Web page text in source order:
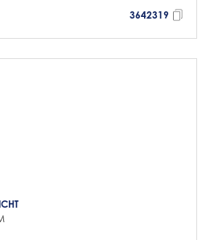
3642319